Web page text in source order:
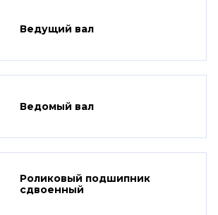
Ведущий вал
Ведомый вал
Роликовый подшипник
сдвоенный